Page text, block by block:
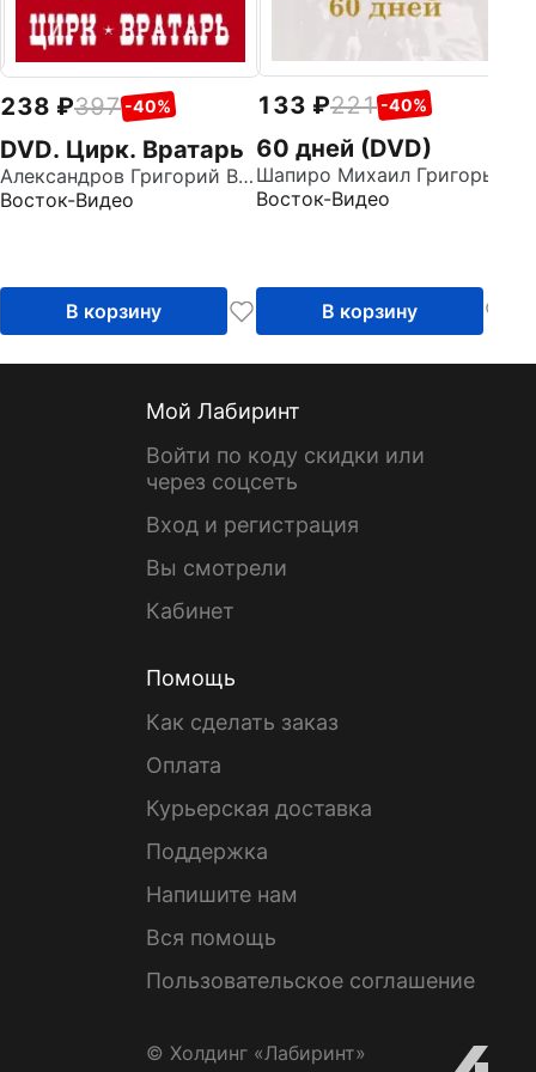
238 397 -40%
DVD. Цирк. Вратарь
Александров Григорий Васильевич
Восток-Видео
В корзину
133 221 -40%
60 дней (DVD)
Восток-Видео
В корзину
Мой Лабиринт
Войти по коду скидки или
через соцсеть
Вход и регистрация
Вы смотрели
Кабинет
Помощь
Как сделать заказ
Оплата
Курьерская доставка
Поддержка
Напишите нам
Вся помощь
Пользовательское соглашение
© Холдинг «Лабиринт»